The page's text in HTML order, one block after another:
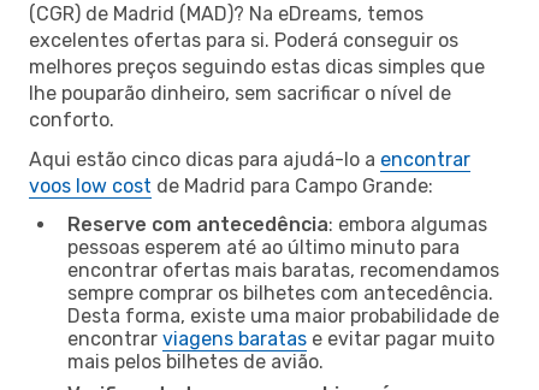
(CGR) de Madrid (MAD)? Na eDreams, temos
excelentes ofertas para si. Poderá conseguir os
melhores preços seguindo estas dicas simples que
lhe pouparão dinheiro, sem sacrificar o nível de
conforto.
Aqui estão cinco dicas para ajudá-lo a encontrar
voos low cost de Madrid para Campo Grande:
Reserve com antecedência: embora algumas
pessoas esperem até ao último minuto para
encontrar ofertas mais baratas, recomendamos
sempre comprar os bilhetes com antecedência.
Desta forma, existe uma maior probabilidade de
encontrar viagens baratas e evitar pagar muito
mais pelos bilhetes de avião.